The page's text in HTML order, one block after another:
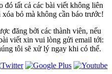
đó tất cả các bài viết không liên
bỏ mà không cần báo trước!
đăng bởi các thành viên, nếu
viết xin vui lòng gửi email tới:
tôi sẽ xử lý ngay khi có thể.